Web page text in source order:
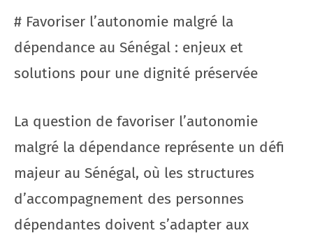
# Favoriser l’autonomie malgré la
dépendance au Sénégal : enjeux et
solutions pour une dignité préservée
La question de favoriser l’autonomie
malgré la dépendance représente un défi
majeur au Sénégal, où les structures
d’accompagnement des personnes
dépendantes doivent s’adapter aux